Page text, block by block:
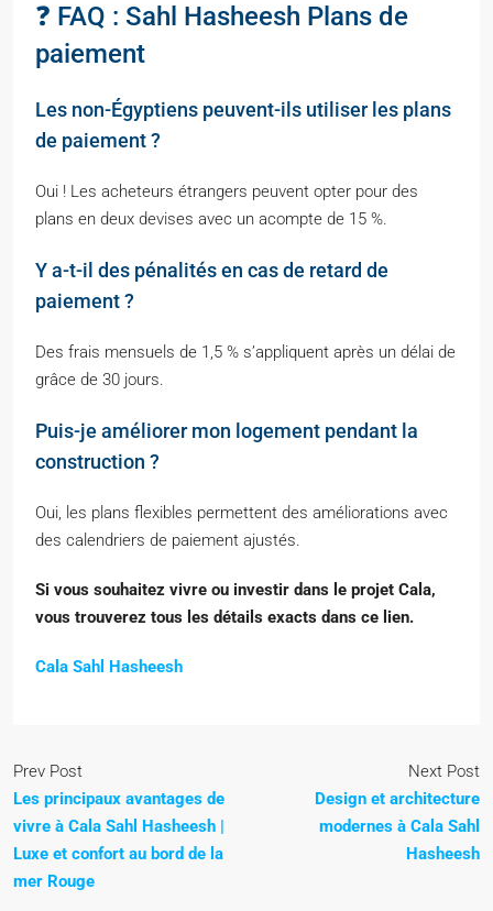
❓ FAQ : Sahl Hasheesh Plans de
paiement
Les non-Égyptiens peuvent-ils utiliser les plans
de paiement ?
Oui ! Les acheteurs étrangers peuvent opter pour des
plans en deux devises avec un acompte de 15 %.
Y a-t-il des pénalités en cas de retard de
paiement ?
Des frais mensuels de 1,5 % s’appliquent après un délai de
grâce de 30 jours.
Puis-je améliorer mon logement pendant la
construction ?
Oui, les plans flexibles permettent des améliorations avec
des calendriers de paiement ajustés.
Si vous souhaitez vivre ou investir dans le projet Cala,
vous trouverez tous les détails exacts dans ce lien.
Cala Sahl Hasheesh
Prev Post
Les principaux avantages de
vivre à Cala Sahl Hasheesh |
Luxe et confort au bord de la
mer Rouge
Next Post
Design et architecture
modernes à Cala Sahl
Hasheesh